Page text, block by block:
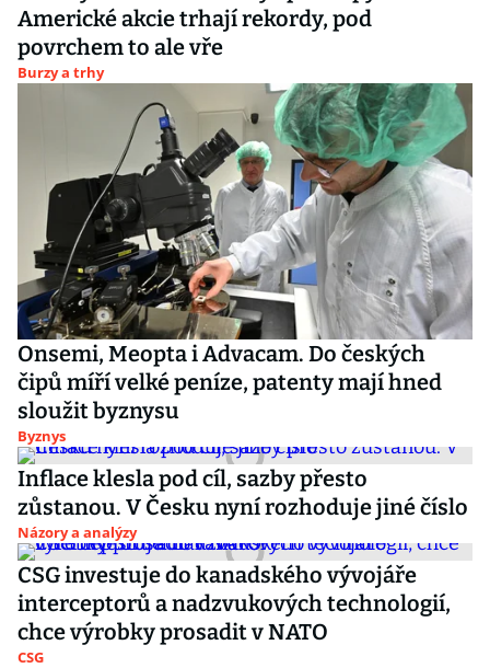
Americké akcie trhají rekordy, pod
povrchem to ale vře
Burzy a trhy
Onsemi, Meopta i Advacam. Do českých
čipů míří velké peníze, patenty mají hned
sloužit byznysu
Byznys
Inflace klesla pod cíl, sazby přesto
zůstanou. V Česku nyní rozhoduje jiné číslo
Názory a analýzy
CSG investuje do kanadského vývojáře
interceptorů a nadzvukových technologií,
chce výrobky prosadit v NATO
CSG